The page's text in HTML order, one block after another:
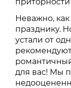
Неважно,
празднику.
устали от
для вас! Мы